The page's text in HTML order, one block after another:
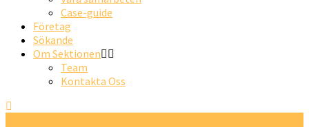
Case-guide
Företag
Sökande
Om Sektionen
Team
Kontakta Oss